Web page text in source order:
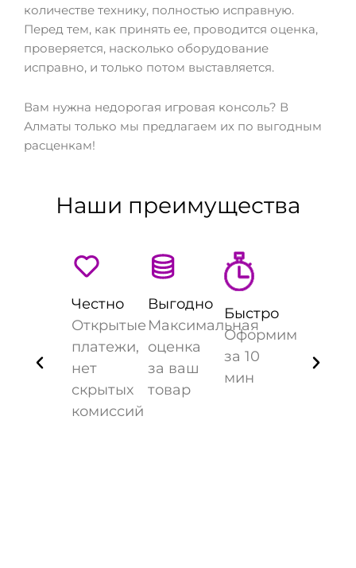
количестве технику, полностью исправную.
Перед тем, как принять ее, проводится оценка,
проверяется, насколько оборудование
исправно, и только потом выставляется.
Вам нужна недорогая игровая консоль? В
Алматы только мы предлагаем их по выгодным
расценкам!
Наши преимущества
Честно
Открытые
платежи,
нет
скрытых
комиссий
Выгодно
Максимальная
оценка
за ваш
товар
Быстро
Оформим
за 10
мин